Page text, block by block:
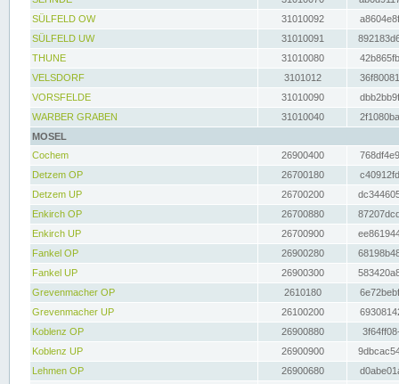
SÜLFELD OW
31010092
SÜLFELD UW
31010091
THUNE
31010080
VELSDORF
3101012
VORSFELDE
31010090
WARBER GRABEN
31010040
MOSEL
Cochem
26900400
Detzem OP
26700180
Detzem UP
26700200
Enkirch OP
26700880
Enkirch UP
26700900
Fankel OP
26900280
Fankel UP
26900300
Grevenmacher OP
2610180
Grevenmacher UP
26100200
Koblenz OP
26900880
Koblenz UP
26900900
Lehmen OP
26900680